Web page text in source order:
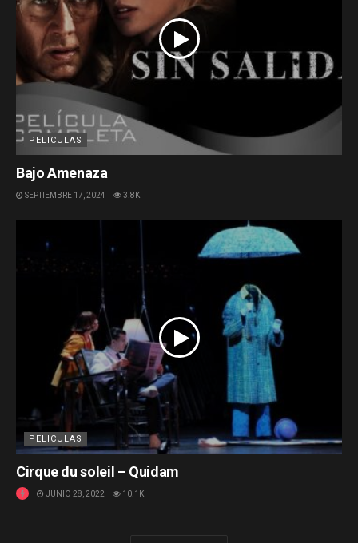
PELICULAS
Bajo Amenaza
SEPTIEMBRE 17, 2024 3.8K
PELICULAS
Cirque du soleil – Quidam
JUNIO 28, 2022 10.1K